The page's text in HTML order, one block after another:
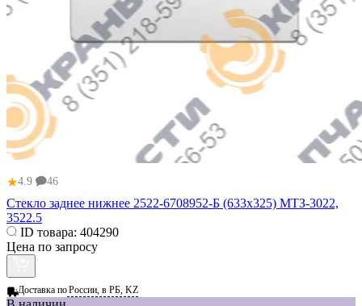
★4.9 46
Стекло заднее нижнее 2522-6708952-Б (633х325) МТЗ-3022,
3522.5
ID товара: 404290
Цена по запросу
Доставка поРоссии, в РБ, KZ